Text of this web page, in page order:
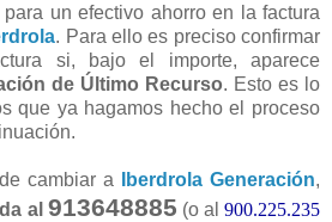
un efectivo ahorro en la factura
. Para ello es preciso confirmar
si, bajo el importe, aparece
de Último Recurso. Esto es lo
que ya hagamos hecho el proceso
cambiar a Iberdrola Generación,
al 913648885 (o al 900.225.235